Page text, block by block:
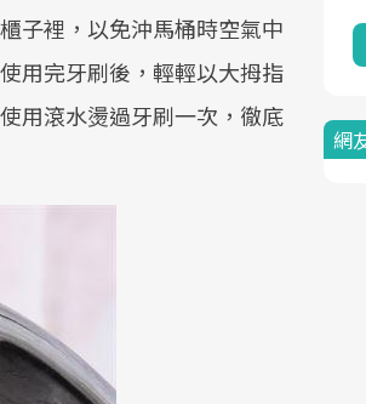
子裡，以免沖馬桶時空氣中
用完牙刷後，輕輕以大拇指
用滾水燙過牙刷一次，徹底
網